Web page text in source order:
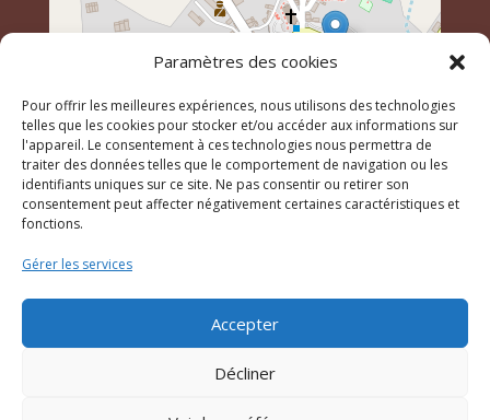
Paramètres des cookies
Pour offrir les meilleures expériences, nous utilisons des technologies
telles que les cookies pour stocker et/ou accéder aux informations sur
l'appareil. Le consentement à ces technologies nous permettra de
traiter des données telles que le comportement de navigation ou les
identifiants uniques sur ce site. Ne pas consentir ou retirer son
consentement peut affecter négativement certaines caractéristiques et
fonctions.
Gérer les services
Accepter
Décliner
Leaflet, \r\n©OpenStreetMapcontributeurs